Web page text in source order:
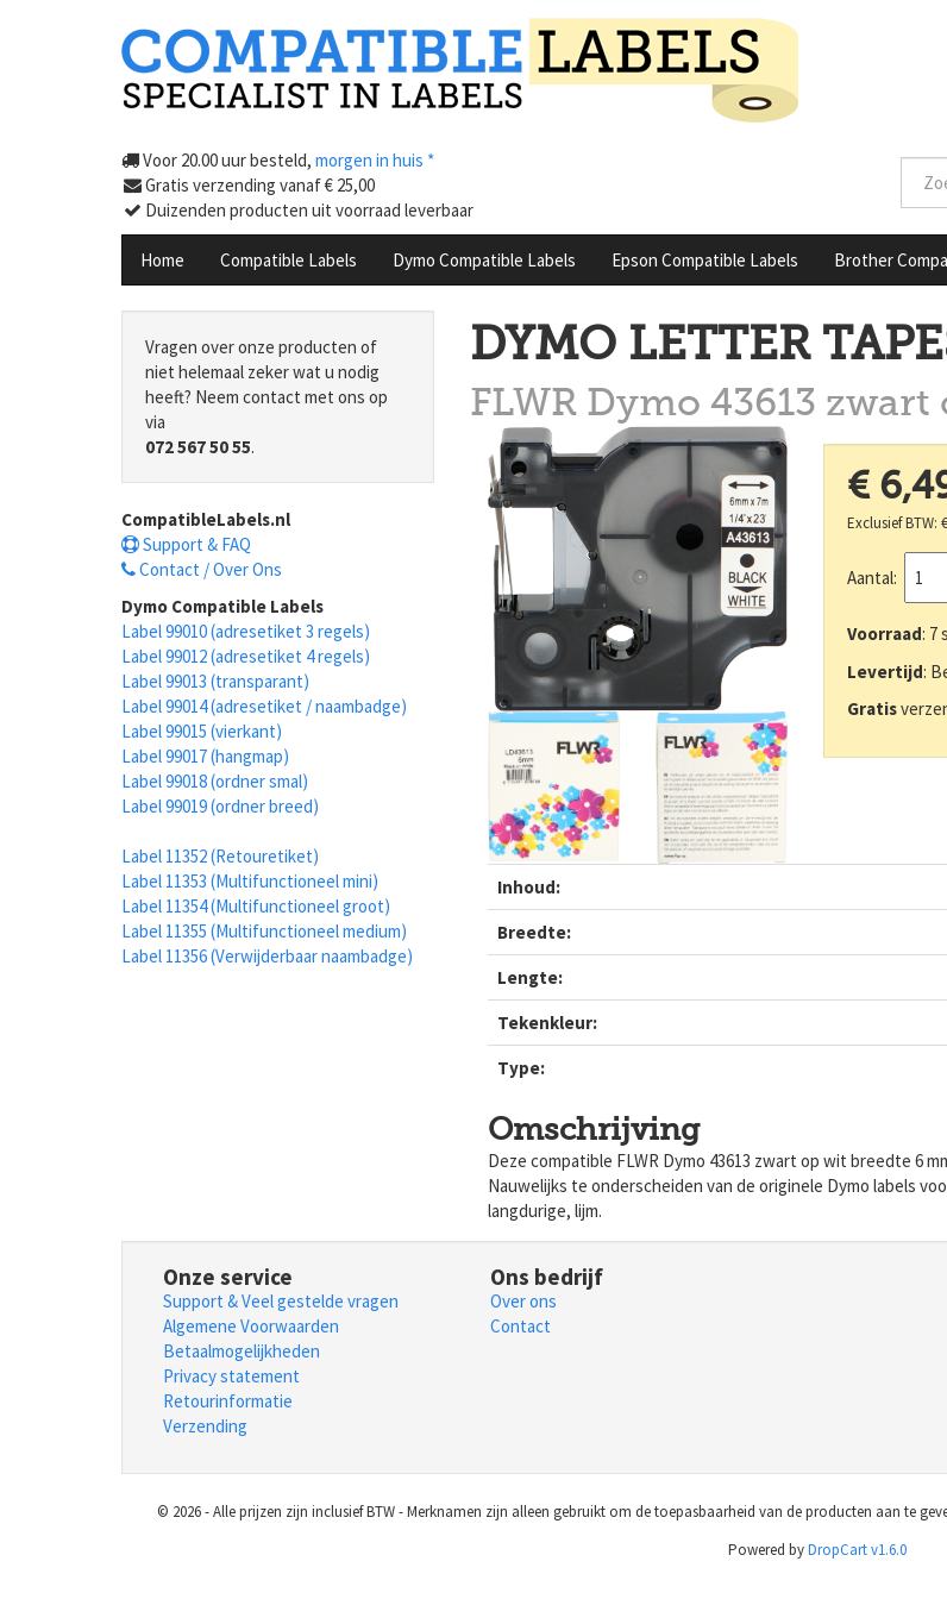
Voor 20.00 uur besteld, morgen in huis *
Gratis verzending vanaf € 25,00
Duizenden producten uit voorraad leverbaar
Home Compatible Labels Dymo Compatible Labels Epson Compatible Labels Brother
Vragen over onze producten of
niet helemaal zeker wat u nodig
heeft? Neem contact met ons op
via
072 567 50 55.
CompatibleLabels.nl
Support & FAQ
Contact / Over Ons
Dymo Compatible Labels
Label 99010 (adresetiket 3 regels)
Label 99012 (adresetiket 4 regels)
Label 99013 (transparant)
Label 99014 (adresetiket / naambadge)
Label 99015 (vierkant)
Label 99017 (hangmap)
Label 99018 (ordner smal)
Label 99019 (ordner breed)
Label 11352 (Retouretiket)
Label 11353 (Multifunctioneel mini)
Label 11354 (Multifunctioneel groot)
Label 11355 (Multifunctioneel medium)
Label 11356 (Verwijderbaar naambadge)
DYMO LETTER
FLWR Dymo 43613
€
Exclusief BTW:
Aantal:
Voorraad: 7
Levertijd:
Gratis
Inhoud:
Breedte:
Lengte:
Tekenkleur:
Type:
Omschrijving
Deze compatible FLWR Dymo 43613 zwart op wit breedte 6
Nauwelijks te onderscheiden van de originele Dymo labels
langdurige, lijm.
Onze service
Support & Veel gestelde vragen
Algemene Voorwaarden
Betaalmogelijkheden
Privacy statement
Retourinformatie
Verzending
Ons bedrijf
Over ons
Contact
© 2026 - Alle prijzen zijn inclusief BTW - Merknamen zijn alleen gebruikt om de toepasbaarheid van de producten aan te
Powered byDropCart v1.6.0